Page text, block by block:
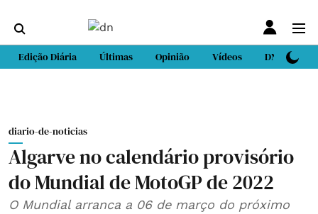
Edição Diária Últimas Opinião Vídeos DN Sport
diario-de-noticias
Algarve no calendário provisório
do Mundial de MotoGP de 2022
O Mundial arranca a 06 de março do próximo